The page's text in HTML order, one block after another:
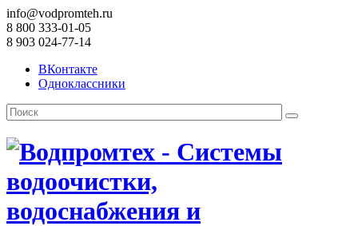
info@vodpromteh.ru
8 800 333-01-05
8 903 024-77-14
ВКонтакте
Одноклассники